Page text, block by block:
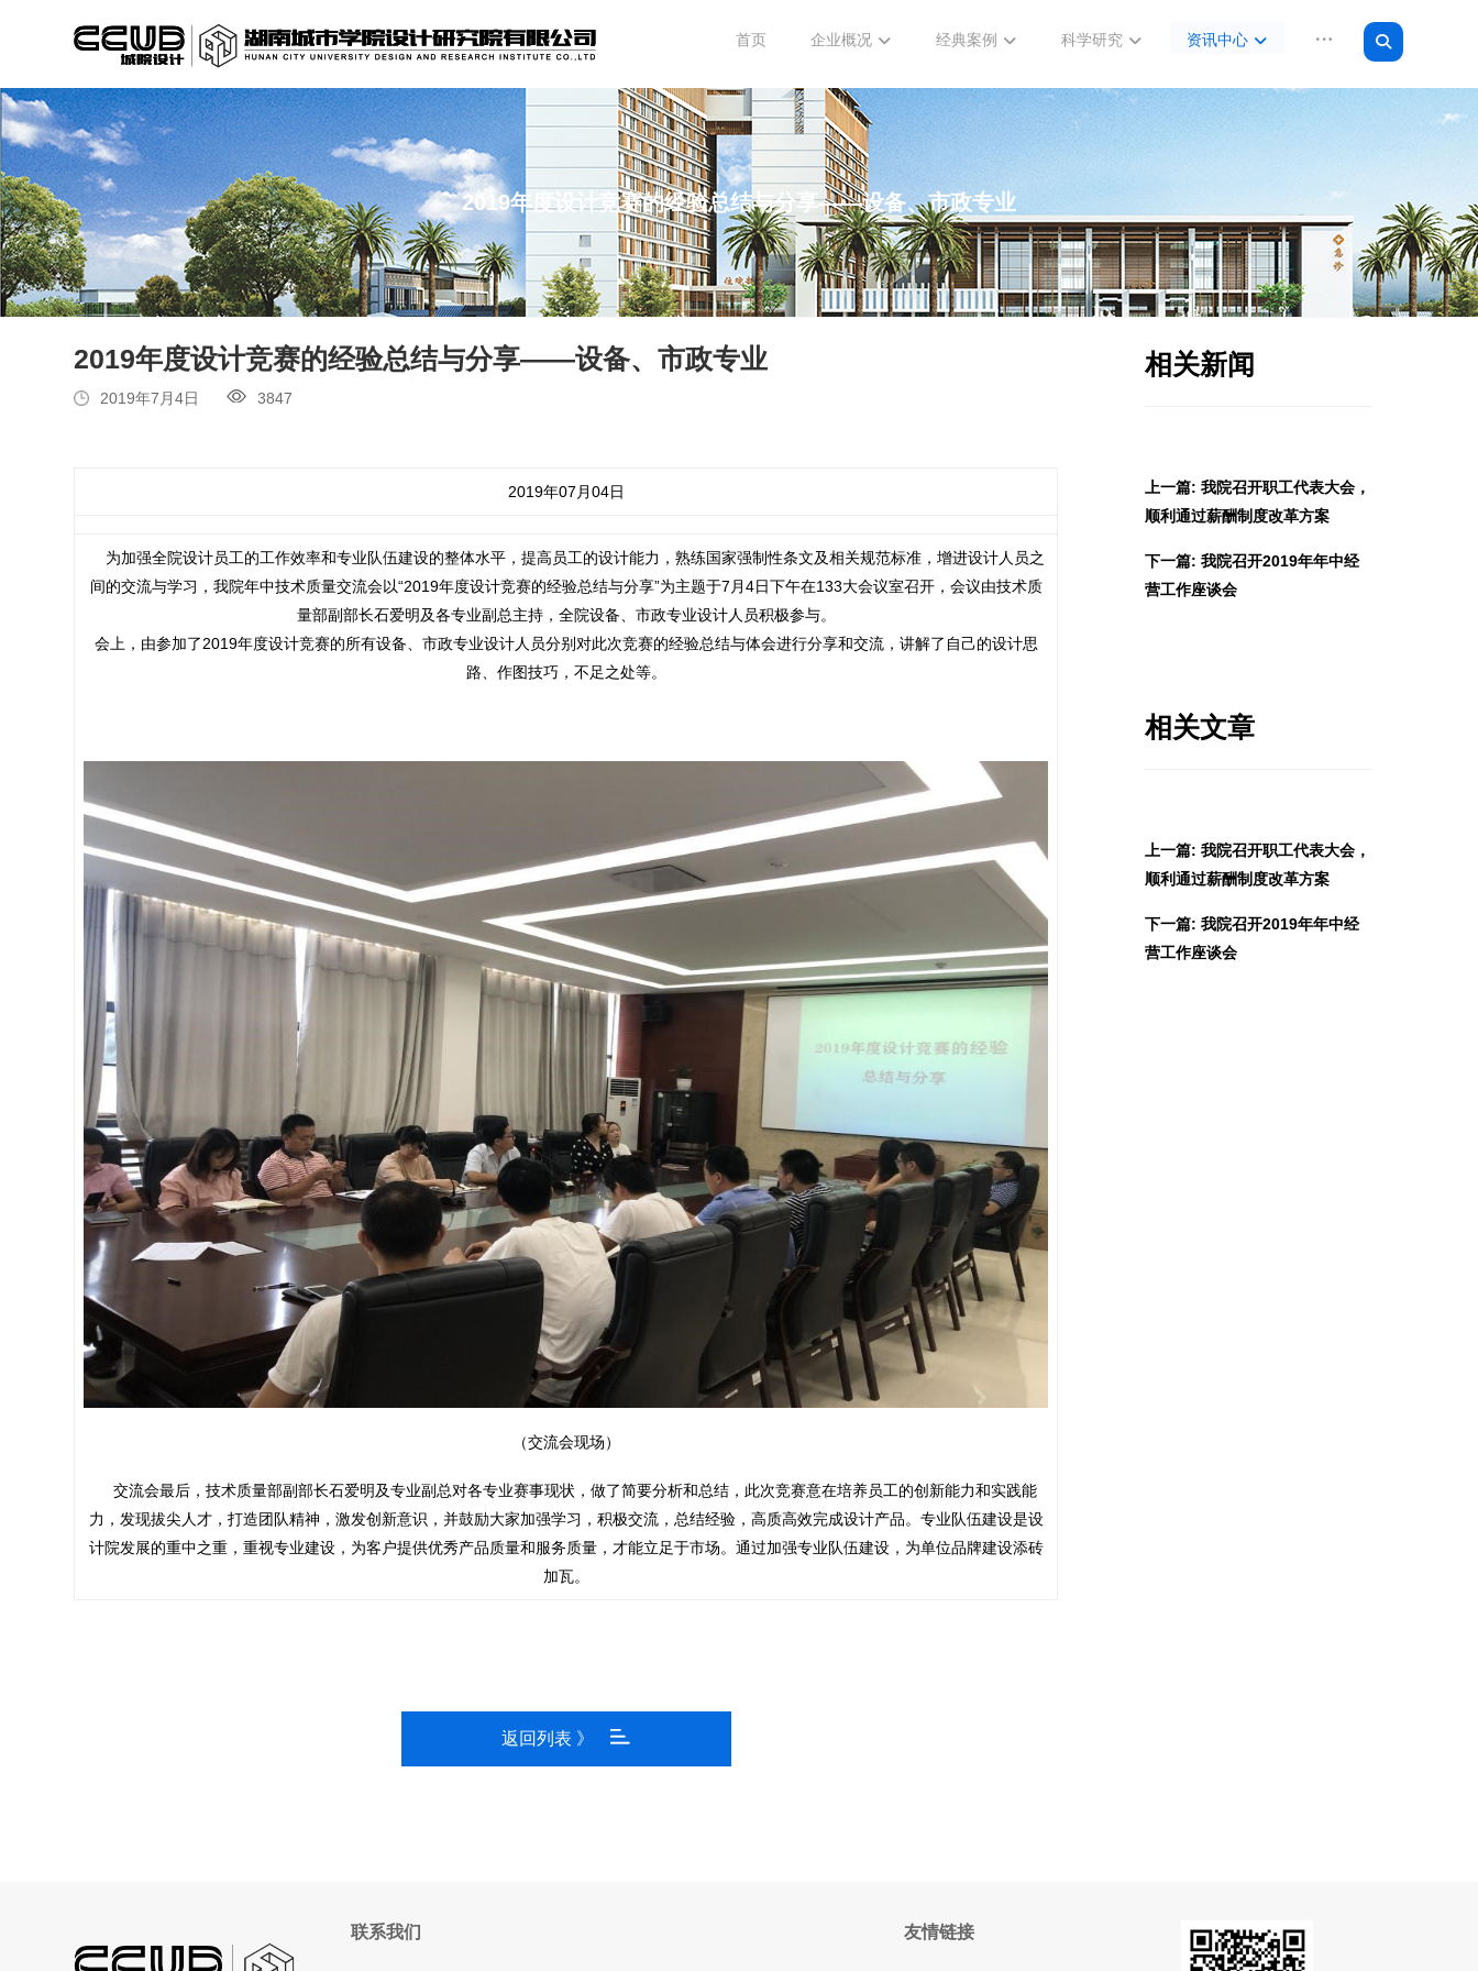
首页 企业概况 经典案例 科学研究 资讯中心
2019年度设计竞赛的经验总结与分享——设备、市政专业
2019年度设计竞赛的经验总结与分享——设备、市政专业
2019年7月4日 3847
2019年07月04日
为加强全院设计员工的工作效率和专业队伍建设的整体水平，提高员工的设计能力，熟练国家强制性条文及相关规范标准，增进设计人员之
间的交流与学习，我院年中技术质量交流会以“2019年度设计竞赛的经验总结与分享”为主题于7月4日下午在133大会议室召开，会议由技术质
量部副部长石爱明及各专业副总主持，全院设备、市政专业设计人员积极参与。
会上，由参加了2019年度设计竞赛的所有设备、市政专业设计人员分别对此次竞赛的经验总结与体会进行分享和交流，讲解了自己的设计思
路、作图技巧，不足之处等。
（交流会现场）
交流会最后，技术质量部副部长石爱明及专业副总对各专业赛事现状，做了简要分析和总结，此次竞赛意在培养员工的创新能力和实践能
力，发现拔尖人才，打造团队精神，激发创新意识，并鼓励大家加强学习，积极交流，总结经验，高质高效完成设计产品。专业队伍建设是设
计院发展的重中之重，重视专业建设，为客户提供优秀产品质量和服务质量，才能立足于市场。通过加强专业队伍建设，为单位品牌建设添砖
加瓦。
返回列表 》
相关新闻
上一篇: 我院召开职工代表大会，
顺利通过薪酬制度改革方案
下一篇: 我院召开2019年年中经
营工作座谈会
相关文章
上一篇: 我院召开职工代表大会，
顺利通过薪酬制度改革方案
下一篇: 我院召开2019年年中经
营工作座谈会
联系我们 友情链接